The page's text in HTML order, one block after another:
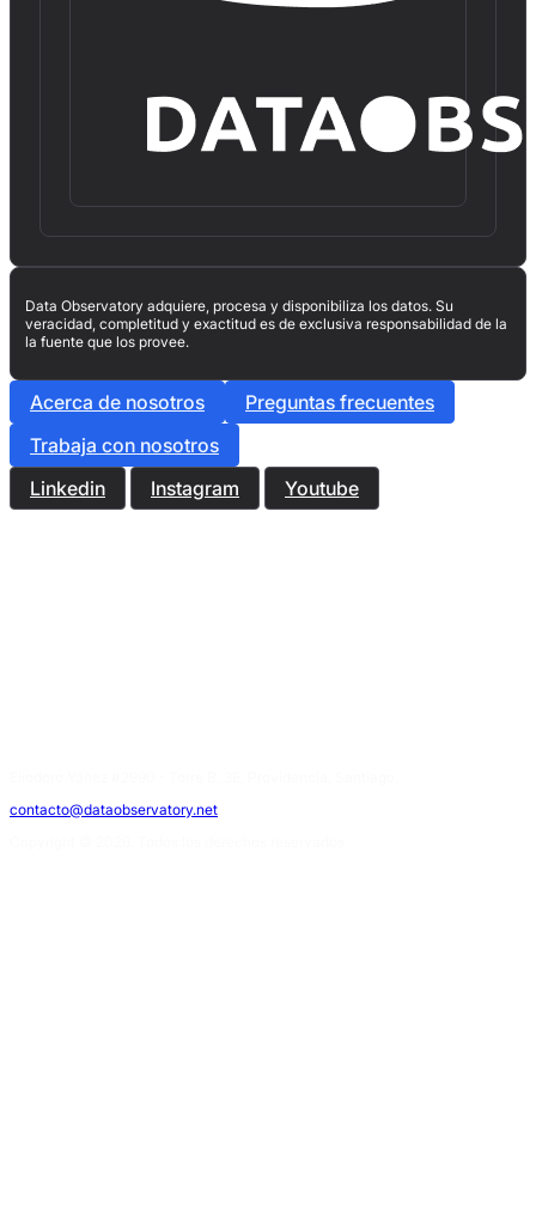
Data Observatory adquiere, procesa y disponibiliza los datos. Su
veracidad, completitud y exactitud es de exclusiva responsabilidad de la
la fuente que los provee.
Acerca de nosotros
Preguntas frecuentes
Trabaja con nosotros
Linkedin
Instagram Youtube
contacto@dataobservatory.net